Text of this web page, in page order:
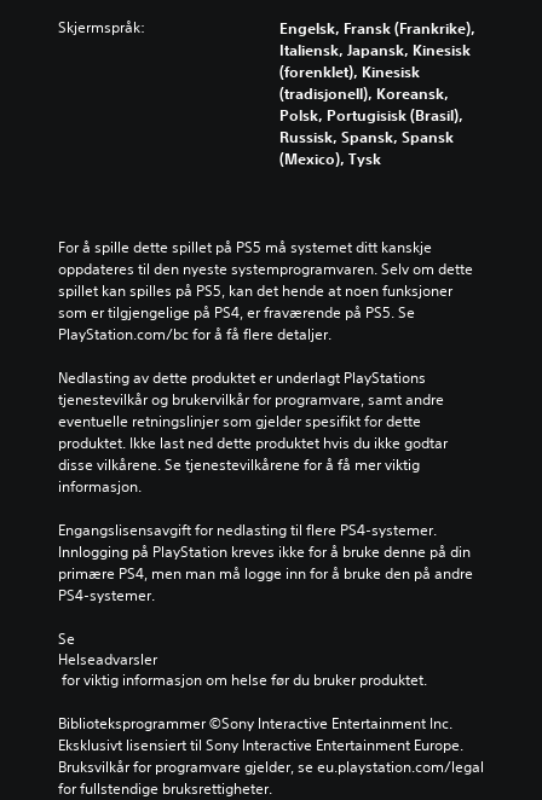
Skjermspråk:
Engelsk, Fransk (Frankrike),
Italiensk, Japansk, Kinesisk
(forenklet), Kinesisk
(tradisjonell), Koreansk,
Polsk, Portugisisk (Brasil),
Russisk, Spansk, Spansk
(Mexico), Tysk
For å spille dette spillet på PS5 må systemet ditt kanskje
oppdateres til den nyeste systemprogramvaren. Selv om dette
spillet kan spilles på PS5, kan det hende at noen funksjoner
som er tilgjengelige på PS4, er fraværende på PS5. Se
PlayStation.com/bc for å få flere detaljer.
Nedlasting av dette produktet er underlagt PlayStations
tjenestevilkår og brukervilkår for programvare, samt andre
eventuelle retningslinjer som gjelder spesifikt for dette
produktet. Ikke last ned dette produktet hvis du ikke godtar
disse vilkårene. Se tjenestevilkårene for å få mer viktig
informasjon.
Engangslisensavgift for nedlasting til flere PS4-systemer.
Innlogging på PlayStation kreves ikke for å bruke denne på din
primære PS4, men man må logge inn for å bruke den på andre
PS4-systemer.
Se
Helseadvarsler
for viktig informasjon om helse før du bruker produktet.
Biblioteksprogrammer ©Sony Interactive Entertainment Inc.
Eksklusivt lisensiert til Sony Interactive Entertainment Europe.
Bruksvilkår for programvare gjelder, se eu.playstation.com/legal
for fullstendige bruksrettigheter.